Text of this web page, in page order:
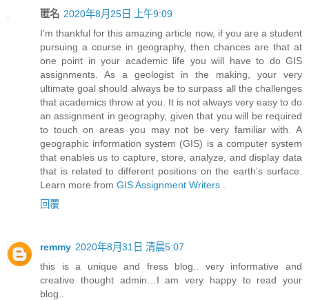
匿名 2020年8月25日 上午9:09
I’m thankful for this amazing article now, if you are a student
pursuing a course in geography, then chances are that at
one point in your academic life you will have to do GIS
assignments. As a geologist in the making, your very
ultimate goal should always be to surpass all the challenges
that academics throw at you. It is not always very easy to do
an assignment in geography, given that you will be required
to touch on areas you may not be very familiar with. A
geographic information system (GIS) is a computer system
that enables us to capture, store, analyze, and display data
that is related to different positions on the earth’s surface.
Learn more from GIS Assignment Writers
回覆
remmy 2020年8月31日 清晨5:07
this is a unique and fress blog.. very informative and
creative thought admin…I am very happy to read your
blog..